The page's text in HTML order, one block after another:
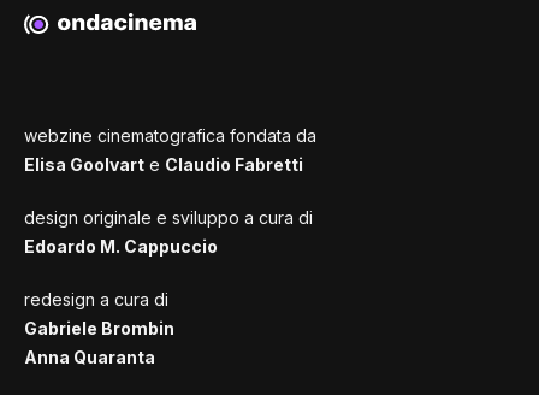
webzine cinematografica fondata da
Elisa Goolvart e Claudio Fabretti
design originale e sviluppo a cura di
Edoardo M. Cappuccio
redesign a cura di
Gabriele Brombin
Anna Quaranta